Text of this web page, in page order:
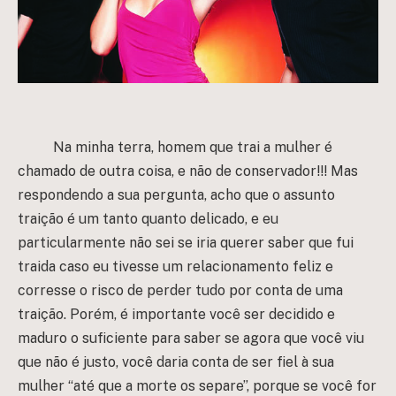
Na minha terra, homem que trai a mulher é
chamado de outra coisa, e não de conservador!!! Mas
respondendo a sua pergunta, acho que o assunto
traição é um tanto quanto delicado, e eu
particularmente não sei se iria querer saber que fui
traida caso eu tivesse um relacionamento feliz e
corresse o risco de perder tudo por conta de uma
traição. Porém, é importante você ser decidido e
maduro o suficiente para saber se agora que você viu
que não é justo, você daria conta de ser fiel à sua
mulher “até que a morte os separe”, porque se você for